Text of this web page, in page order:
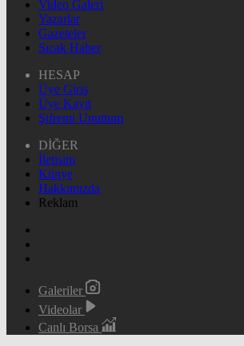
Video Galeri
Yazarlar
Gazeteler
Sıcak Haber
HESAP
Üye Giriş
Üye Kayıt
Şifremi Unuttum
DİĞER
İletişim
Künye
Hakkımızda
Reklam
Galeriler
Videolar
Canlı Borsa